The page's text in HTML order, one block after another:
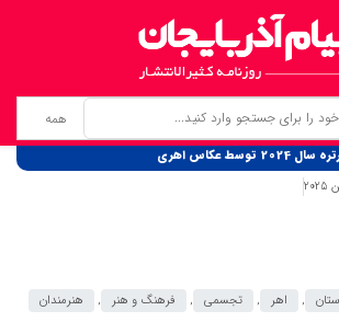
عکاس اهری
, اهر , تجسمی , فرهنگ و هنر , هنرمندان